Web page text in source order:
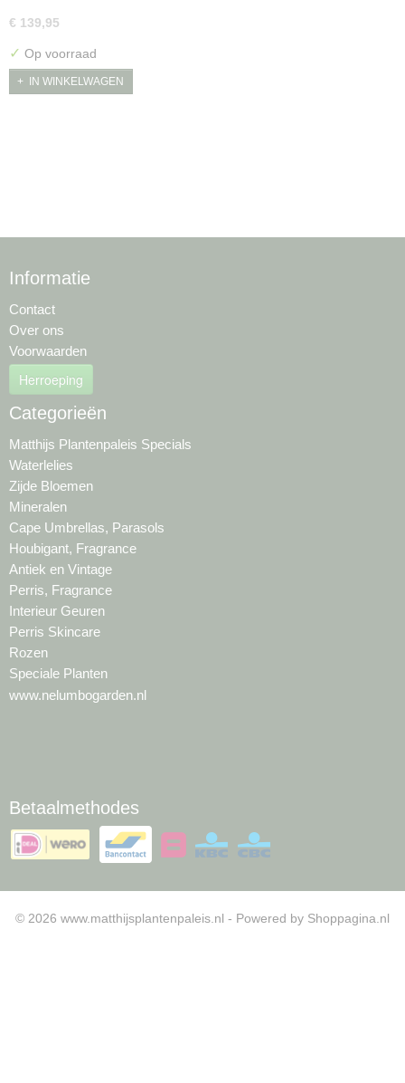
€ 139,95
✓ Op voorraad
IN WINKELWAGEN
Informatie
Contact
Over ons
Voorwaarden
Herroeping
Categorieën
Matthijs Plantenpaleis Specials
Waterlelies
Zijde Bloemen
Mineralen
Cape Umbrellas, Parasols
Houbigant, Fragrance
Antiek en Vintage
Perris, Fragrance
Interieur Geuren
Perris Skincare
Rozen
Speciale Planten
www.nelumbogarden.nl
Betaalmethodes
© 2026 www.matthijsplantenpaleis.nl - Powered by Shoppagina.nl